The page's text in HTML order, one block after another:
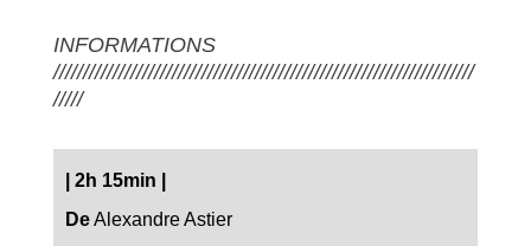
INFORMATIONS
///////////////////////////////////////////////////////////////////////
/////
2h 15min
DeAlexandre Astier